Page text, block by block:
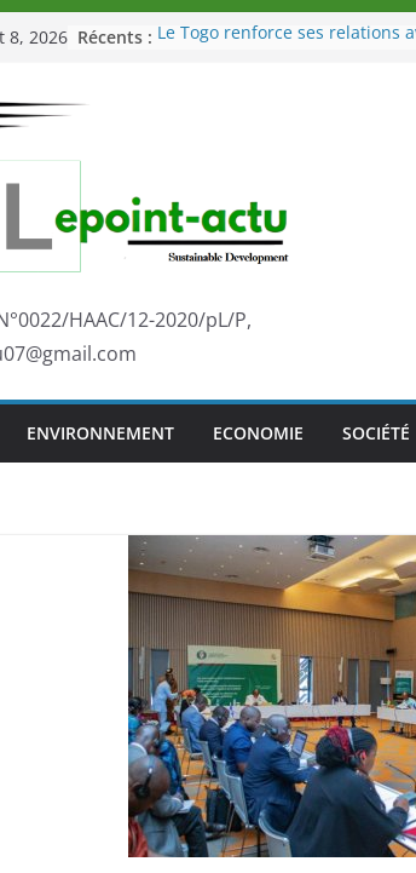
8, 2026 Récents : Le Togo renforce ses relations
marque de confiance au Togo
la scène internationale au-delà
performances de ses athlètes
développement?
HAAC/12-2020/pL/P,
ENVIRONNEMENT ECONOMIE SOCIÉTÉ